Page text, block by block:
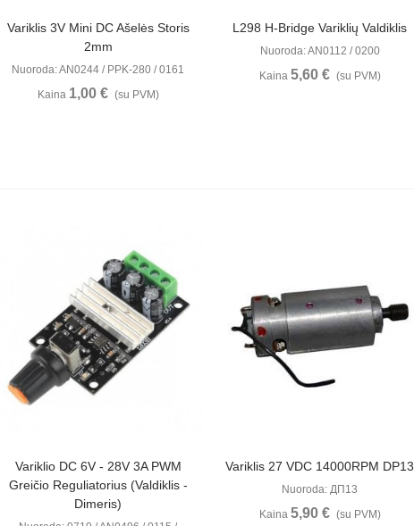
Peržiūrėti
Variklis 3V Mini DC Ašelės Storis
2mm
Nuoroda: AN0244 / PPK-280 / 0161
Kaina 1,00 € (su PVM)
Peržiūrėti
L298 H-Bridge Variklių Valdiklis
Nuoroda: AN0112 / 0200
Kaina 5,60 € (su PVM)
Peržiūrėti
Variklio DC 6V - 28V 3A PWM
Greičio Reguliatorius (valdiklis -
Dimeris)
Peržiūrėti
Variklis 27 VDC 14000RPM DP13
Nuoroda: ДП13
Kaina 5,90 € (su PVM)